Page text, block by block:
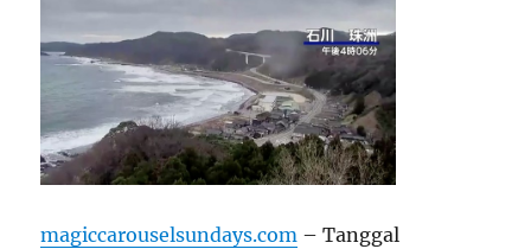
magiccarouselsundays.com – Tanggal